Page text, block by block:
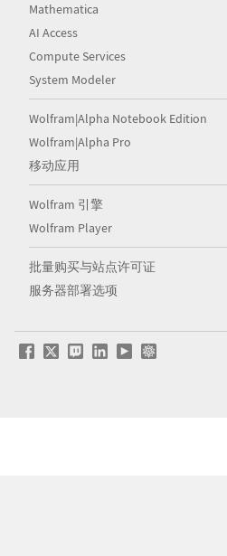
Mathematica
AI Access
Compute Services
System Modeler
Wolfram|Alpha Notebook Edition
Wolfram|Alpha Pro
移动应用
Wolfram 引擎
Wolfram Player
批量购买与站点许可证
服务器部署选项